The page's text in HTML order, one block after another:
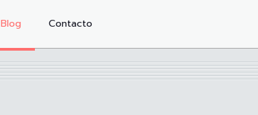
Blog Contacto